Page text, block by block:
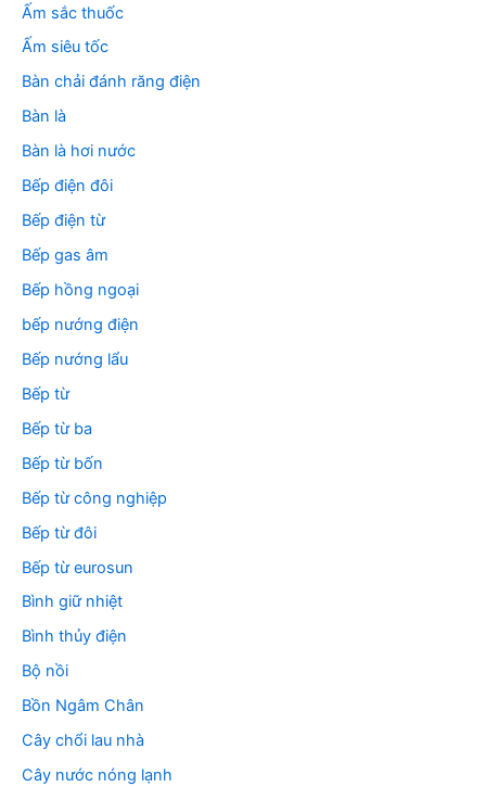
m
Ấm sắc thuốc
Ấm siêu tốc
Bàn chải đánh răng điện
Bàn là
Bàn là hơi nước
Bếp điện đôi
Bếp điện từ
Bếp gas âm
Bếp hồng ngoại
bếp nướng điện
Bếp nướng lẩu
Bếp từ
Bếp từ ba
Bếp từ bốn
Bếp từ công nghiệp
Bếp từ đôi
Bếp từ eurosun
Bình giữ nhiệt
Bình thủy điện
Bộ nồi
Bồn Ngâm Chân
Cây chổi lau nhà
Cây nước nóng lạnh